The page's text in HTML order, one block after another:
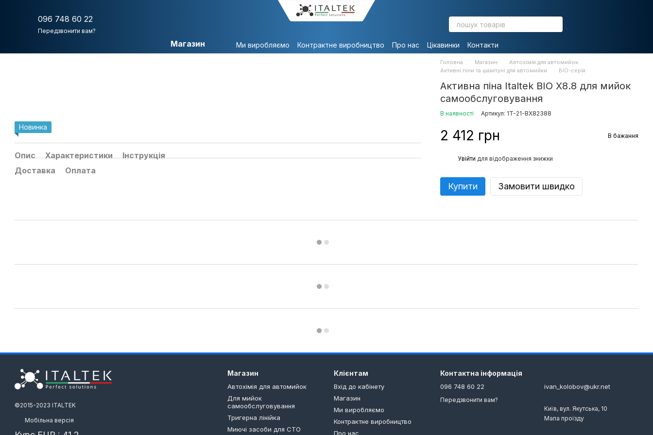
096 748 60 22
Передзвонити вам?
Магазин Ми виробляємо Контрактне виробництво Про нас Цікавинки Контакти
Новинка
Опис Характеристики
Інструкція
Доставка
Оплата
Головна Магазин
Автохімія для автомийок
Активні піни та шампуні для автомийки
BIO-серія
Активна піна Italtek BIO Х8.8 для мийок
самообслуговування
В наявності Артикул: 1T-21-ВX82388
2 412 грн В бажання
Увійти для відображення знижки
Купити Замовити швидко
©️2015-2023 ITALTEK
Мобільна версія
Магазин
Автохімія для автомийок
Для мийок
самообслуговування
Тригерна лінійка
Миючі засоби для СТО
Клієнтам
Вхід до кабінету
Магазин
Ми виробляємо
Контрактне виробництво
Про нас
Контактна інформація
096 748 60 22
Передзвонити вам?
ivan_kolobov@ukr.net
Київ, вул. Якутська, 10
Мапа проїзду